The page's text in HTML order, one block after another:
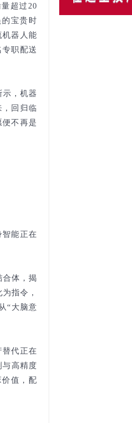
超过20
宝贵时
器人能
职配送
示，机器
回归临
不再是
能正在
合体，揭
指令，
“大脑意
代正在
高精度
值，配